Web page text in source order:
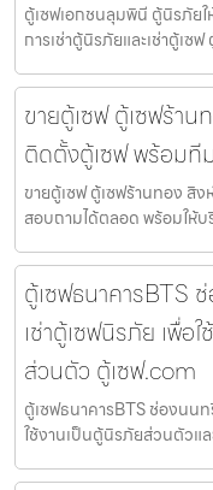
ตู้เซฟเอกชนลุมพินี ตู้นิรภัยใ
การเช่าตู้นิรภัยและเช่าตู้เซ
ขายตู้เซฟ ตู้เซฟร้า
ติดตั้งตู้เซฟ พร้อมที
ขายตู้เซฟ ตู้เซฟร้านทอง สิ
สอบถามได้ตลอด พร้อมให้บ
ตู้เซฟธนาคารBTS
เช่าตู้เซฟนิรภัย เพื่อ
ส่วนตัว ตู้เซฟ.com
ตู้เซฟธนาคารBTS ช่องนน
ใช้งานเป็นตู้นิรภัยส่วนตัวแ